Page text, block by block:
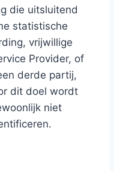
die uitsluitend
statistische
vrijwillige
Provider, of
derde partij,
dit doel wordt
niet